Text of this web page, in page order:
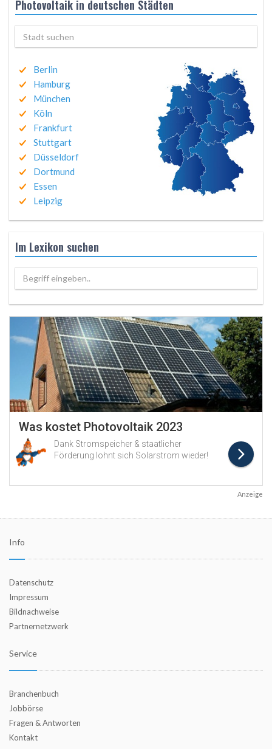
Photovoltaik in deutschen Städten
Berlin
Hamburg
München
Köln
Frankfurt
Stuttgart
Düsseldorf
Dortmund
Essen
Leipzig
Im Lexikon suchen
Begriff eingeben..
Anzeige
Info
Datenschutz
Impressum
Bildnachweise
Partnernetzwerk
Service
Branchenbuch
Jobbörse
Fragen & Antworten
Kontakt